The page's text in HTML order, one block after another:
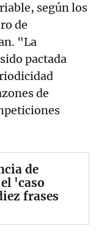
según los
de
"La
pactada
de
de
'caso
frases